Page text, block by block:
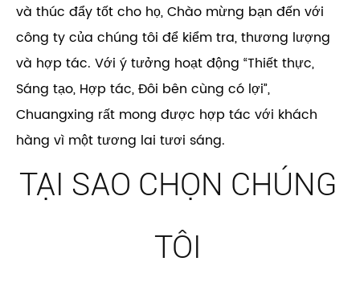
và thúc đẩy tốt cho họ, Chào mừng bạn đến với
công ty của chúng tôi để kiểm tra, thương lượng
và hợp tác. Với ý tưởng hoạt động “Thiết thực,
Sáng tạo, Hợp tác, Đôi bên cùng có lợi”,
Chuangxing rất mong được hợp tác với khách
hàng vì một tương lai tươi sáng.
TẠI SAO CHỌN CHÚNG
TÔI